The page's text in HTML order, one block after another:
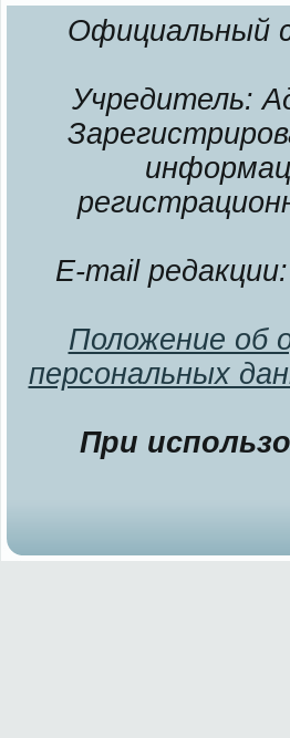
Официальный
Учредитель:
E-mail редакции:
Положение об
персональных
При